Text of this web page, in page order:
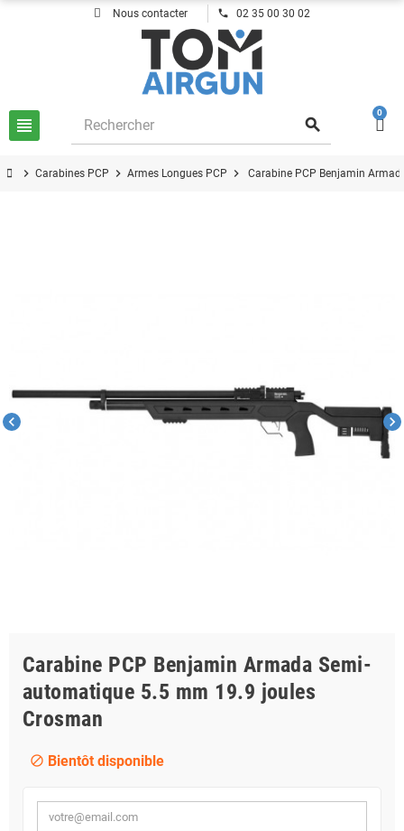
Nous contacter phone 02 35 00 30 02
view_headline search
0
chevron_right Carabines PCP chevron_right Armes Longues PCP chevron_right Carabine PCP Benjamin
chevron_left chevron_right
Carabine PCP Benjamin Armada Semi-
automatique 5.5 mm 19.9 joules
Crosman
block Bientôt disponible